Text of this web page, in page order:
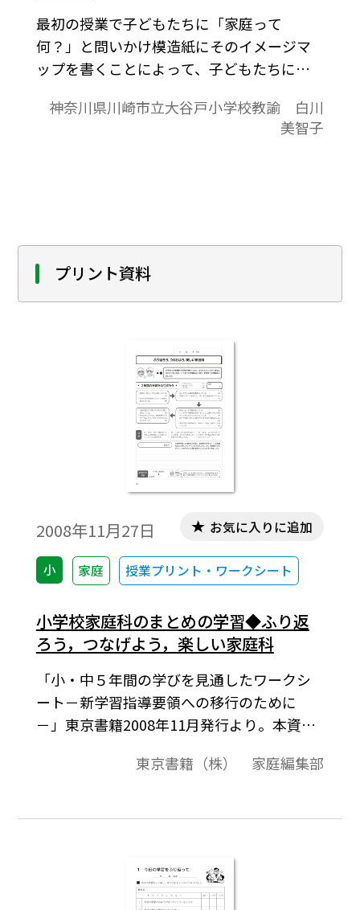
最初の授業で子どもたちに「家庭って
何？」と問いかけ模造紙にそのイメージマ
ップを書くことによって、子どもたちに学
いる。
神奈川県川崎市立大谷戸小学校教諭 白川
美智子
プリント資料
2008年11月27日
小 家庭 授業プリント・ワークシート
お気に入りに追加
小学校家庭科のまとめの学習◆ふり返
ろう，つなげよう，楽しい家庭科
「小・中５年間の学びを見通したワークシ
ート－新学習指導要領への移行のために
－」東京書籍2008年11月発行より。本資料
庭分野の学習指導要領改訂に対応し，小学
作成した，移行期から使えるワークシート
いただけるように，そのまま印刷できる形
で掲載し，各内容に対応する活用方法や解
答も示しています。
東京書籍（株） 家庭編集部